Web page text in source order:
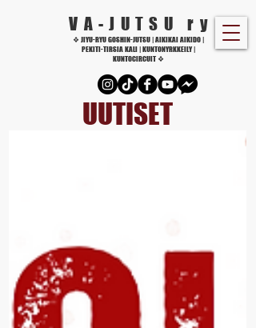
VA-JUTSU r y
❖ JIYU-RYU GOSHIN-JUTSU | AIKIKAI AIKIDO |
PEKITI-TIRSIA KALI | KUNTONYRKKEILY |
KUNTOCIRCUIT ❖
UUTISET